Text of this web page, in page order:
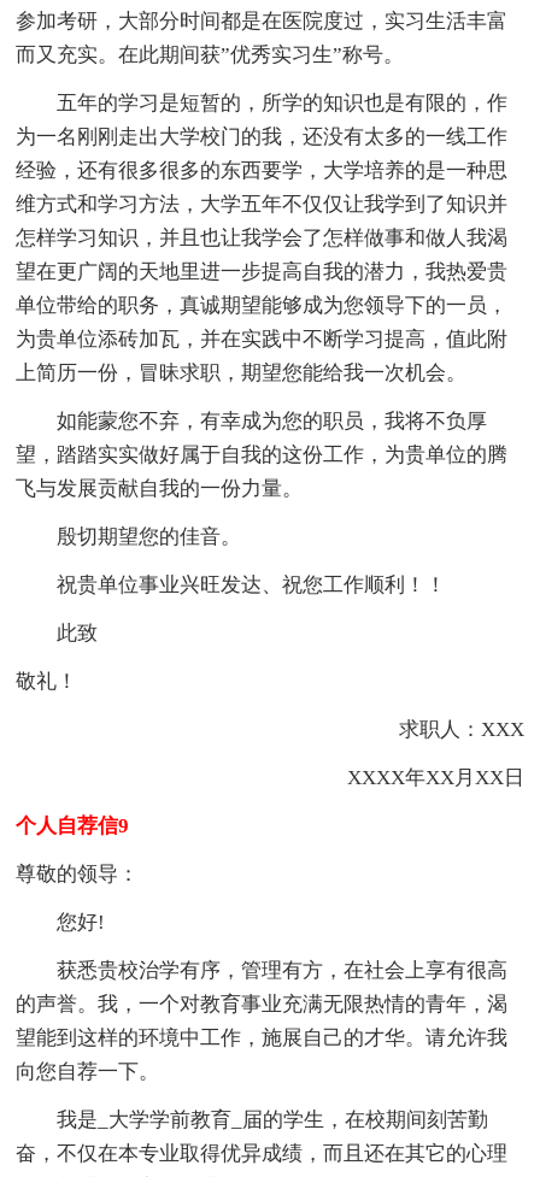
参加考研，大部分时间都是在医院度过，实习生活丰富
而又充实。在此期间获”优秀实习生”称号。
五年的学习是短暂的，所学的知识也是有限的，作
为一名刚刚走出大学校门的我，还没有太多的一线工作
经验，还有很多很多的东西要学，大学培养的是一种思
维方式和学习方法，大学五年不仅仅让我学到了知识并
怎样学习知识，并且也让我学会了怎样做事和做人我渴
望在更广阔的天地里进一步提高自我的潜力，我热爱贵
单位带给的职务，真诚期望能够成为您领导下的一员，
为贵单位添砖加瓦，并在实践中不断学习提高，值此附
上简历一份，冒昧求职，期望您能给我一次机会。
如能蒙您不弃，有幸成为您的职员，我将不负厚
望，踏踏实实做好属于自我的这份工作，为贵单位的腾
飞与发展贡献自我的一份力量。
殷切期望您的佳音。
祝贵单位事业兴旺发达、祝您工作顺利！！
此致
敬礼！
求职人：XXX
XXXX年XX月XX日
个人自荐信9
尊敬的领导：
您好!
获悉贵校治学有序，管理有方，在社会上享有很高
的声誉。我，一个对教育事业充满无限热情的青年，渴
望能到这样的环境中工作，施展自己的才华。请允许我
向您自荐一下。
我是_大学学前教育_届的学生，在校期间刻苦勤
奋，不仅在本专业取得优异成绩，而且还在其它的心理